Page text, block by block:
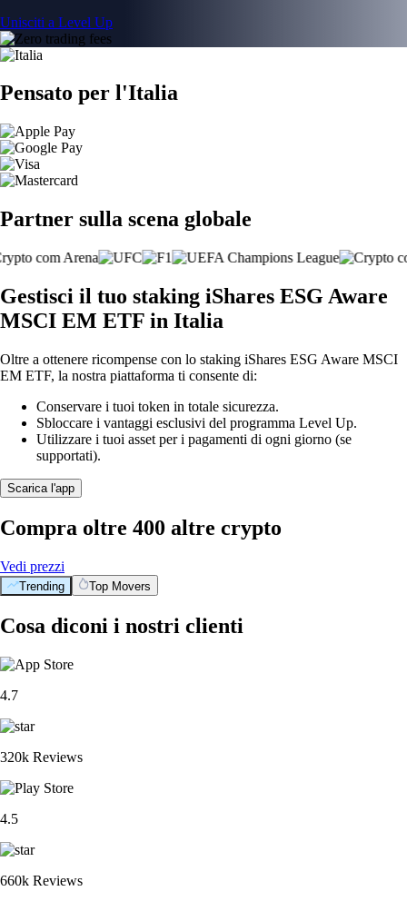
Unisciti a Level Up
Pensato per l'Italia
Partner sulla scena globale
Gestisci il tuo staking iShares ESG Aware
MSCI EM ETF in Italia
Oltre a ottenere ricompense con lo staking iShares ESG Aware MSCI
EM ETF, la nostra piattaforma ti consente di:
Conservare i tuoi token in totale sicurezza.
Sbloccare i vantaggi esclusivi del programma Level Up.
Utilizzare i tuoi asset per i pagamenti di ogni giorno (se
supportati).
Scarica l'app
Compra oltre 400 altre crypto
Vedi prezzi
Trending Top Movers
Cosa diconi i nostri clienti
4.7
320k Reviews
4.5
660k Reviews